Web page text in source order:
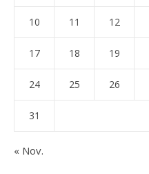
10 11 12
17 18 19
24 25 26
31
« Nov.